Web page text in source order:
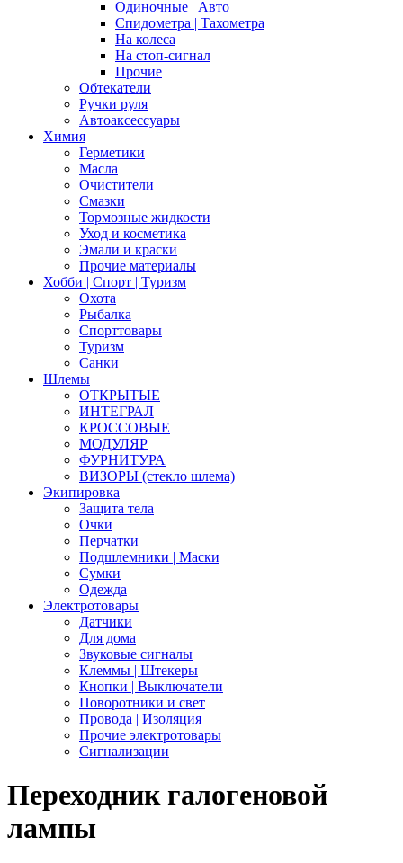
Одиночные | Авто
Спидометра | Тахометра
На колеса
На стоп-сигнал
Прочие
Обтекатели
Ручки руля
Автоаксессуары
Химия
Герметики
Масла
Очистители
Смазки
Тормозные жидкости
Уход и косметика
Эмали и краски
Прочие материалы
Хобби | Cпорт | Туризм
Охота
Рыбалка
Спорттовары
Туризм
Санки
Шлемы
ОТКРЫТЫЕ
ИНТЕГРАЛ
КРОССОВЫЕ
МОДУЛЯР
ФУРНИТУРА
ВИЗОРЫ (стекло шлема)
Экипировка
Защита тела
Очки
Перчатки
Подшлемники | Маски
Сумки
Одежда
Электротовары
Датчики
Для дома
Звуковые сигналы
Клеммы | Штекеры
Кнопки | Выключатели
Поворотники и свет
Провода | Изоляция
Прочие электротовары
Сигнализации
Переходник галогеновой
лампы